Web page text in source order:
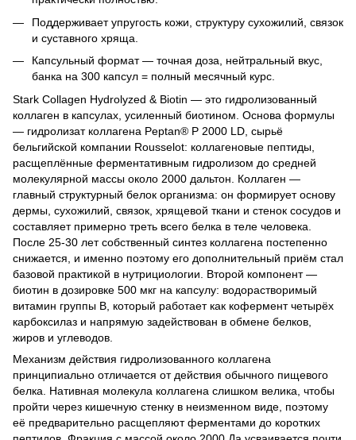
Поддерживает упругость кожи, структуру сухожилий, связок
и суставного хряща.
Капсульный формат — точная доза, нейтральный вкус,
банка на 300 капсул = полный месячный курс.
Stark Collagen Hydrolyzed & Biotin — это гидролизованный
коллаген в капсулах, усиленный биотином. Основа формулы
— гидролизат коллагена Peptan® P 2000 LD, сырьё
бельгийской компании Rousselot: коллагеновые пептиды,
расщеплённые ферментативным гидролизом до средней
молекулярной массы около 2000 дальтон. Коллаген —
главный структурный белок организма: он формирует основу
дермы, сухожилий, связок, хрящевой ткани и стенок сосудов и
составляет примерно треть всего белка в теле человека.
После 25-30 лет собственный синтез коллагена постепенно
снижается, и именно поэтому его дополнительный приём стал
базовой практикой в нутрициологии. Второй компонент —
биотин в дозировке 500 мкг на капсулу: водорастворимый
витамин группы B, который работает как кофермент четырёх
карбоксилаз и напрямую задействован в обмене белков,
жиров и углеводов.
Механизм действия гидролизованного коллагена
принципиально отличается от действия обычного пищевого
белка. Нативная молекула коллагена слишком велика, чтобы
пройти через кишечную стенку в неизменном виде, поэтому
её предварительно расщепляют ферментами до коротких